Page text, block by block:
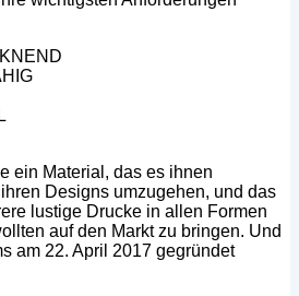
ein Material, das es ihnen
Designs umzugehen, und das
lustige Drucke in allen Formen
auf den Markt zu bringen. Und
am 22. April 2017 gegründet